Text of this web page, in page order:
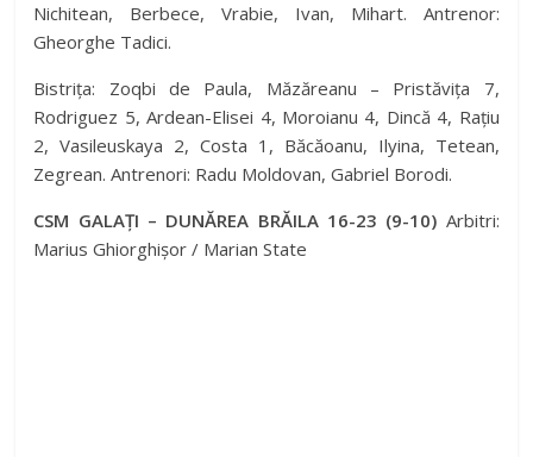
Nichitean, Berbece, Vrabie, Ivan, Mihart. Antrenor:
Gheorghe Tadici.
Bistrița: Zoqbi de Paula, Măzăreanu – Pristăvița 7,
Rodriguez 5, Ardean-Elisei 4, Moroianu 4, Dincă 4, Rațiu
2, Vasileuskaya 2, Costa 1, Băcăoanu, Ilyina, Tetean,
Zegrean. Antrenori: Radu Moldovan, Gabriel Borodi.
CSM GALAȚI – DUNĂREA BRĂILA 16-23 (9-10) Arbitri:
Marius Ghiorghișor / Marian State